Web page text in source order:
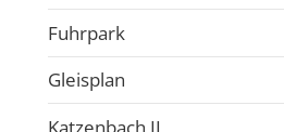
Fuhrpark
Gleisplan